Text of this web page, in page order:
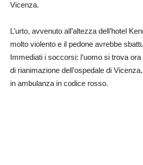
Vicenza.
L’urto, avvenuto all’altezza dell’hotel
molto violento e il pedone avrebbe
Immediati i soccorsi: l’uomo si trova
di rianimazione dell’ospedale di
in ambulanza in codice rosso.